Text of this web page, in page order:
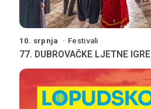
10. srpnja Festivali
77. DUBROVAČKE LJETNE IGRE